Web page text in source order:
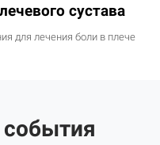
сустава
для лечения боли в плече